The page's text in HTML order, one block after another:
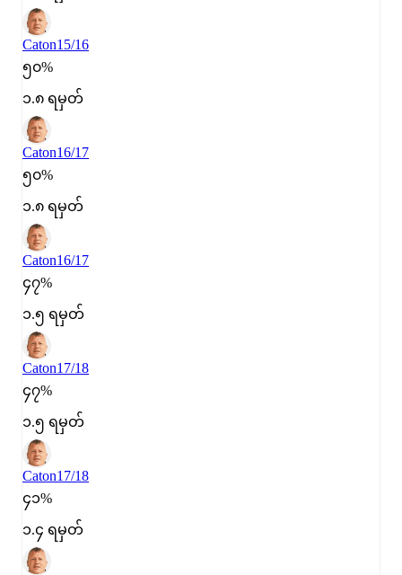
Caton15/16
၅၀%
၁.၈ ရမှတ်
Caton16/17
၅၀%
၁.၈ ရမှတ်
Caton16/17
၄၇%
၁.၅ ရမှတ်
Caton17/18
၄၇%
၁.၅ ရမှတ်
Caton17/18
၄၁%
၁.၄ ရမှတ်